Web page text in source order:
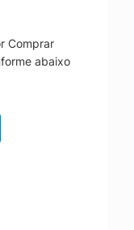
Comprar
abaixo